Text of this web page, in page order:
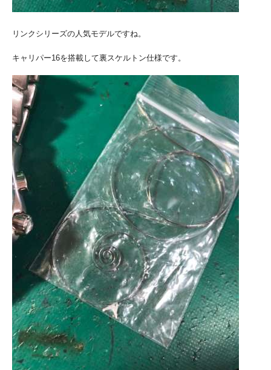
リンクシリーズの人気モデルですね。
キャリパー16を搭載して裏スケルトン仕様です。